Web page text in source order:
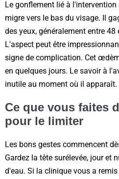
Le gonflement lié à
migre vers le bas du visage. Il
des yeux, généralement entre
L'aspect peut être
signe de complication. Cet
en quelques jours. Le savoir à
inutile au moment où il apparaît.
Ce que vous faites
pour le limiter
Les bons gestes commencent
Gardez la tête surélevée, jour et
d'eau. Si la clinique vous a